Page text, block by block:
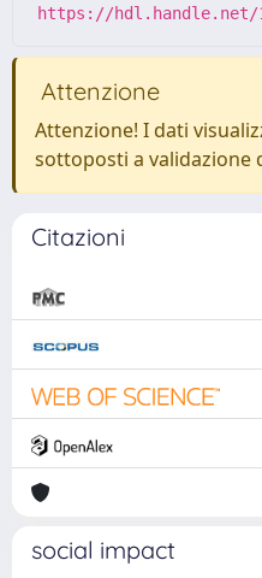
https://hdl.handle.net/
Attenzione
Attenzione! I dati
sottoposti a validazione
Citazioni
social impact